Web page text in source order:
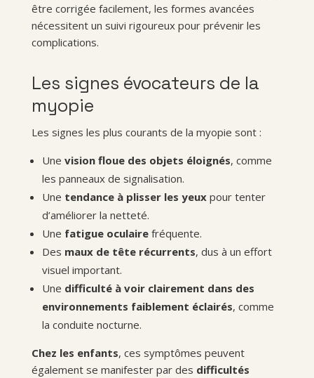
être corrigée facilement, les formes avancées
nécessitent un suivi rigoureux pour prévenir les
complications.
Les signes évocateurs de la
myopie
Les signes les plus courants de la myopie sont :
Une vision floue des objets éloignés, comme
les panneaux de signalisation.
Une tendance à plisser les yeuxpour tenter
d’améliorer la netteté.
Une fatigue oculairefréquente.
Des maux de tête récurrents, dus à un effort
visuel important.
Une difficulté à voir clairement dans des
environnements faiblement éclairés, comme
la conduite nocturne.
Chez les enfants, ces symptômes peuvent
également se manifester par des difficultés